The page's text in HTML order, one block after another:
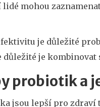
lidé mohou
je důležité
důležité je
probiotik a
jsou lepší pro